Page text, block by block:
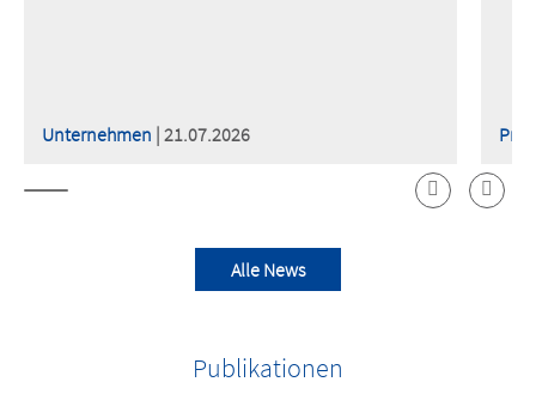
Unternehmen | 21.07.2026
Alle News
Publikationen